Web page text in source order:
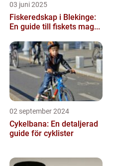
03 juni 2025
Fiskeredskap i Blekinge:
En guide till fiskets mag...
02 september 2024
Cykelbana: En detaljerad
guide för cyklister